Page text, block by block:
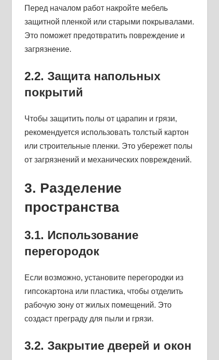
Перед началом работ накройте мебель
защитной пленкой или старыми покрывалами.
Это поможет предотвратить повреждение и
загрязнение.
2.2. Защита напольных
покрытий
Чтобы защитить полы от царапин и грязи,
рекомендуется использовать толстый картон
или строительные пленки. Это убережет полы
от загрязнений и механических повреждений.
3. Разделение
пространства
3.1. Использование
перегородок
Если возможно, установите перегородки из
гипсокартона или пластика, чтобы отделить
рабочую зону от жилых помещений. Это
создаст преграду для пыли и грязи.
3.2. Закрытие дверей и окон